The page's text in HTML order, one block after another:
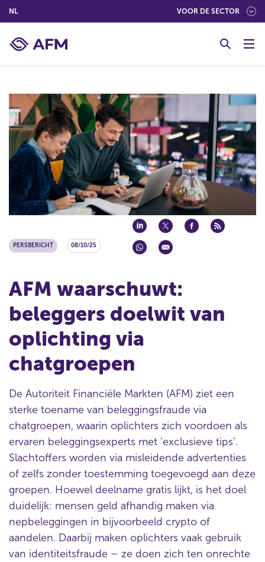
NL(NEDERLANDS (NEDERLAND)) VOOR DE SECTOR
PERSBERICHT 08/10/25
AFM waarschuwt:
beleggers doelwit van
oplichting via
chatgroepen
De Autoriteit Financiële Markten (AFM) ziet een
sterke toename van beleggingsfraude via
chatgroepen, waarin oplichters zich voordoen als
ervaren beleggingsexperts met ‘exclusieve tips’.
Slachtoffers worden via misleidende advertenties
of zelfs zonder toestemming toegevoegd aan deze
groepen. Hoewel deelname gratis lijkt, is het doel
duidelijk: mensen geld afhandig maken via
nepbeleggingen in bijvoorbeeld crypto of
aandelen. Daarbij maken oplichters vaak gebruik
van identiteitsfraude – ze doen zich ten onrechte